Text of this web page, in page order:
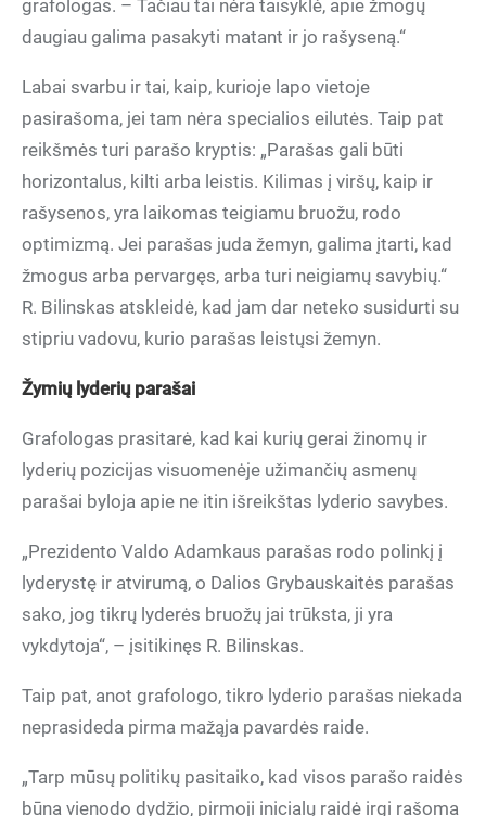
grafologas. – Tačiau tai nėra taisyklė, apie žmogų
daugiau galima pasakyti matant ir jo rašyseną.“
Labai svarbu ir tai, kaip, kurioje lapo vietoje
pasirašoma, jei tam nėra specialios eilutės. Taip pat
reikšmės turi parašo kryptis: „Parašas gali būti
horizontalus, kilti arba leistis. Kilimas į viršų, kaip ir
rašysenos, yra laikomas teigiamu bruožu, rodo
optimizmą. Jei parašas juda žemyn, galima įtarti, kad
žmogus arba pervargęs, arba turi neigiamų savybių.“
R. Bilinskas atskleidė, kad jam dar neteko susidurti su
stipriu vadovu, kurio parašas leistųsi žemyn.
Žymių lyderių parašai
Grafologas prasitarė, kad kai kurių gerai žinomų ir
lyderių pozicijas visuomenėje užimančių asmenų
parašai byloja apie ne itin išreikštas lyderio savybes.
„Prezidento Valdo Adamkaus parašas rodo polinkį į
lyderystę ir atvirumą, o Dalios Grybauskaitės parašas
sako, jog tikrų lyderės bruožų jai trūksta, ji yra
vykdytoja“, – įsitikinęs R. Bilinskas.
Taip pat, anot grafologo, tikro lyderio parašas niekada
neprasideda pirma mažąja pavardės raide.
„Tarp mūsų politikų pasitaiko, kad visos parašo raidės
būna vienodo dydžio, pirmoji inicialų raidė irgi rašoma